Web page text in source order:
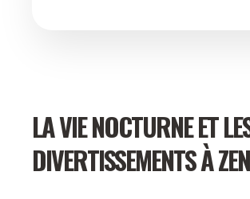
LA VIE NOCTURNE ET
DIVERTISSEMENTS À